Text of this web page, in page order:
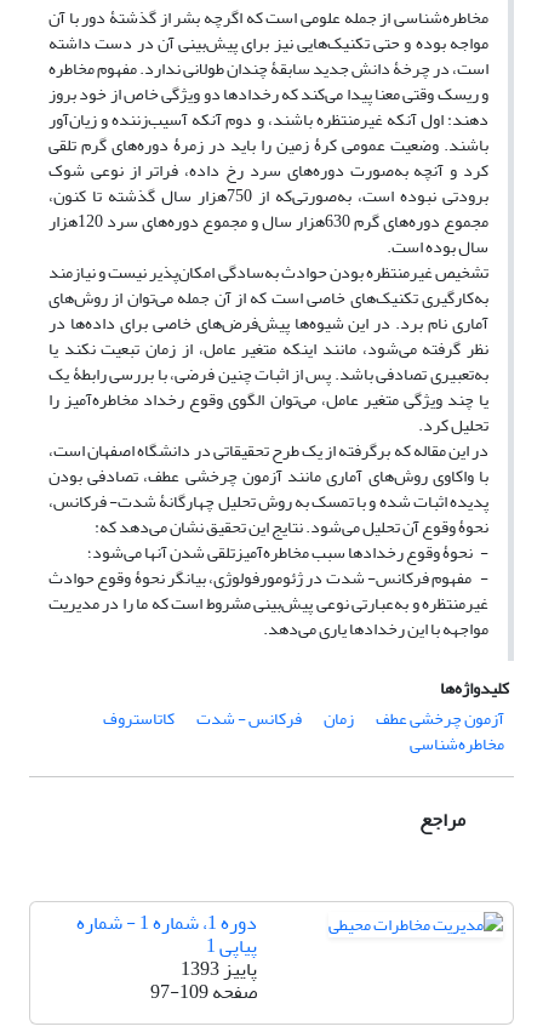
مخاطره‌شناسی از جمله علومی است که اگرچه بشر از گذشتۀ دور با آن
مواجه بوده و حتی تکنیک‌هایی نیز برای پیش‌بینی آن در دست داشته
است، در چرخۀ دانش جدید سابقۀ چندان طولانی ندارد. مفهوم مخاطره
و ریسک وقتی معنا پیدا می‌کند که رخدادها دو ویژگی خاص از خود بروز
دهند: اول آنکه غیرمنتظره باشند، و دوم آنکه آسیب‌زننده و زیان‌آور
باشند. وضعیت عمومی کرۀ زمین را باید در زمرۀ دوره‌های گرم تلقی
کرد و آنچه به‌‌صورت دوره‌های سرد رخ داده، فراتر از نوعی شوک
برودتی نبوده است، به‌صورتی‌که از 750‌هزار سال گذشته تا کنون،
مجموع دوره‌های گرم 630‌هزار سال و مجموع دوره‌های سرد 120‌هزار
سال بوده است.
تشخیص غیرمنتظره بودن حوادث به‌‌سادگی امکان‌پذیر نیست و نیازمند
به‌کارگیری تکنیک‌های خاصی است که از آن جمله می‌توان از روش‌های
آماری نام برد. در این شیوه‌ها پیش‌فرض‌های خاصی برای داده‌ها در
نظر گرفته می‌شود، مانند اینکه متغیر عامل، از زمان تبعیت نکند یا
به‌‌تعبیری تصادفی باشد. پس از اثبات چنین فرضی، با بررسی رابطۀ یک
یا چند ویژگی متغیر عامل، می‌توان الگوی وقوع رخداد مخاطره‌آمیز را
تحلیل کرد.
در این مقاله که برگرفته از یک طرح تحقیقاتی در دانشگاه اصفهان است،
با واکاوی روش‌های آماری مانند آزمون چرخشی عطف، تصادفی بودن
پدیده اثبات شده و با تمسک به روش تحلیل چهارگانۀ شدت- فرکانس،
نحوۀ وقوع آن تحلیل می‌شود. نتایج این تحقیق نشان می‌دهد که:
- نحوۀ وقوع رخدادها سبب مخاطره‌آمیزتلقی شدن آنها می‌شود؛
- مفهوم فرکانس- شدت در ژئومورفولوژی، بیانگر نحوۀ وقوع حوادث
غیرمنتظره و به‌عبارتی نوعی پیش‌بینی مشروط است که ما را در مدیریت
مواجهه با این رخدادها یاری می‌دهد.
کلیدواژه‌ها
آزمون چرخشی عطف
زمان فرکانس - شدت کاتاستروف
مخاطره‌شناسی
مراجع
دوره 1، شماره 1 - شماره
پیاپی 1
پاییز 1393
صفحه97-109